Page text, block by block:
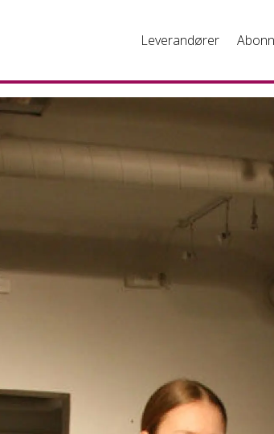
Leverandører